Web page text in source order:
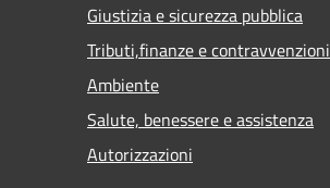
Giustizia e sicurezza pubblica
Tributi,finanze e contravvenzioni
Ambiente
Salute, benessere e assistenza
Autorizzazioni